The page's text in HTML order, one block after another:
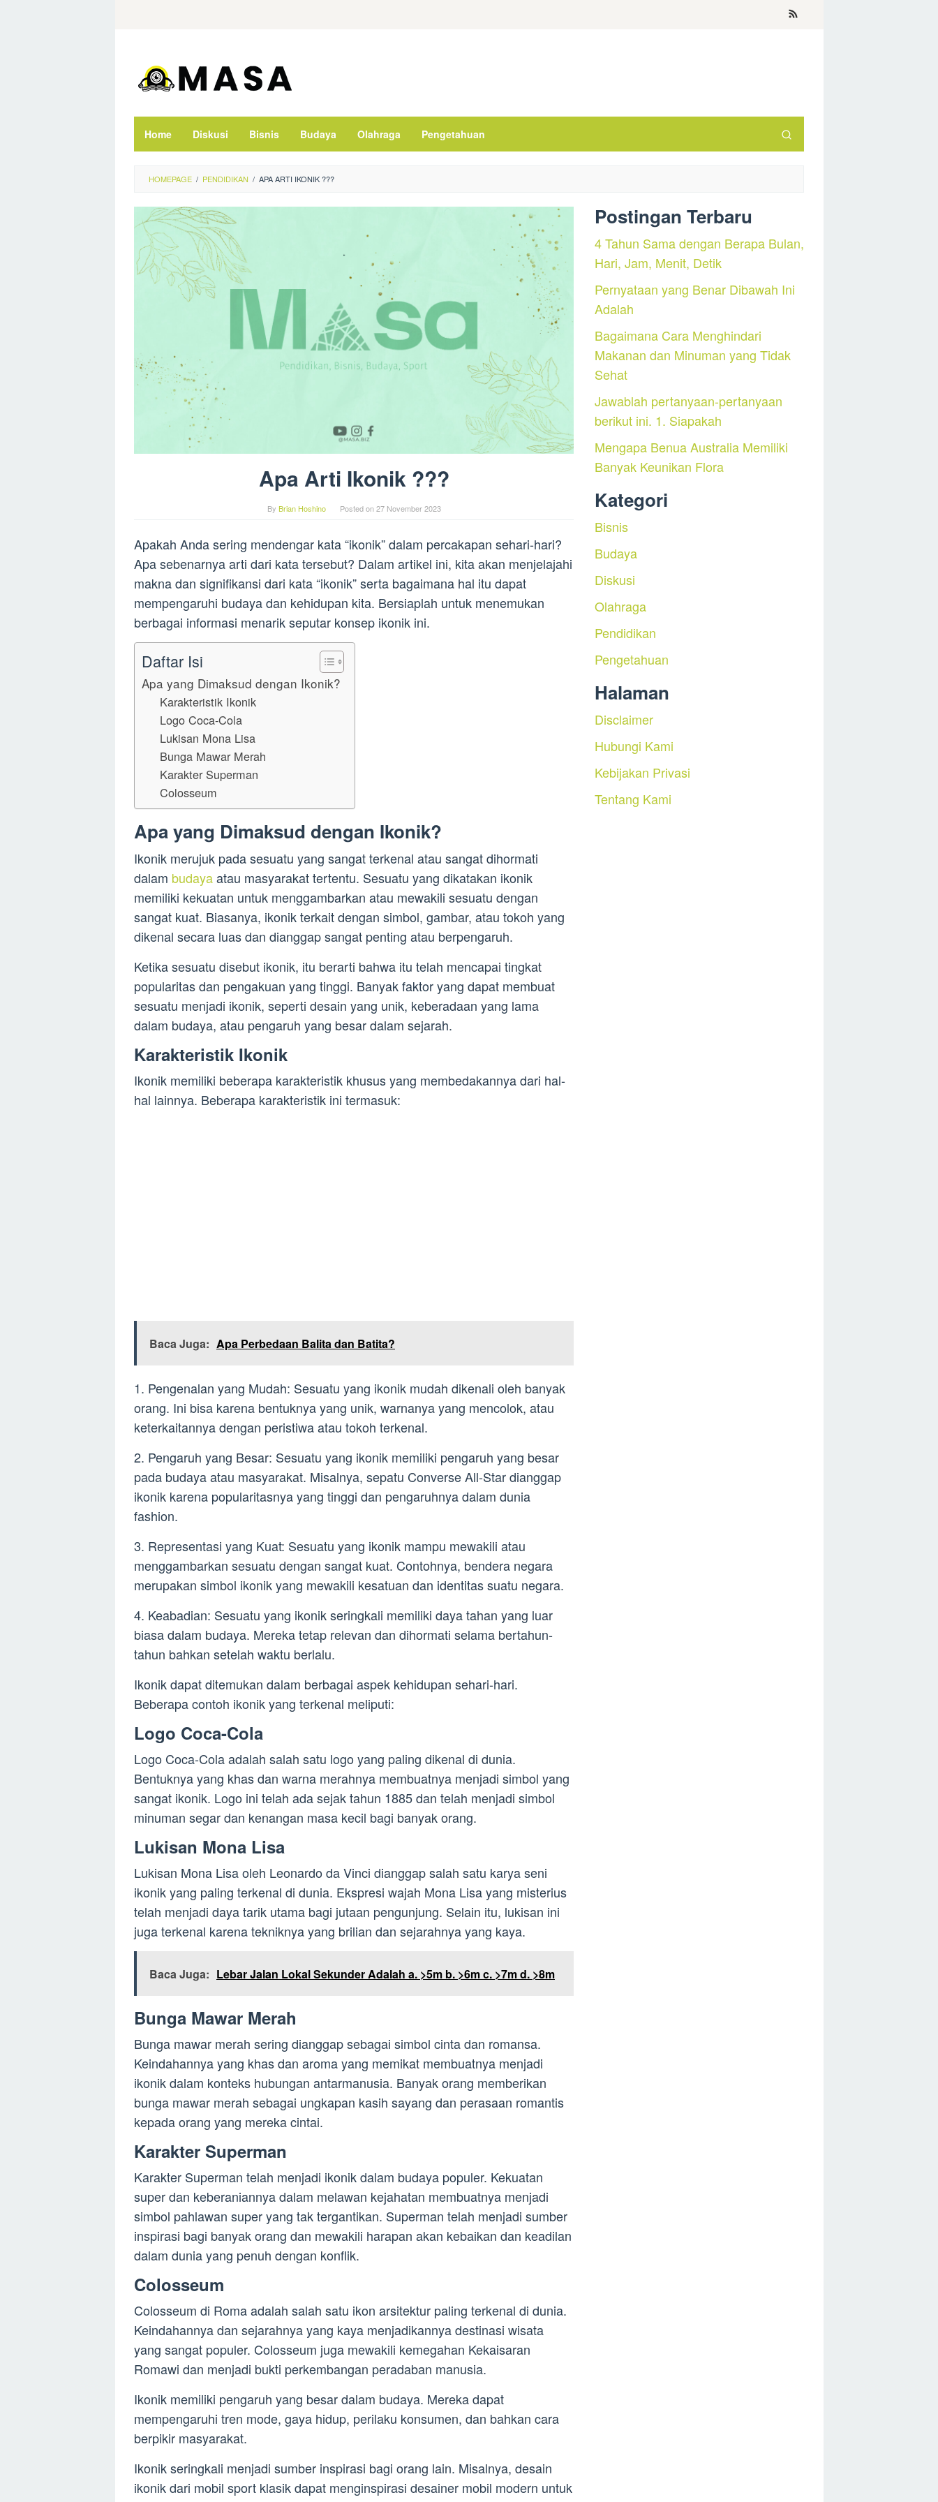
Home Diskusi Bisnis Budaya Olahraga Pengetahuan
HOMEPAGE / PENDIDIKAN / APA ARTI IKONIK ???
Apa Arti Ikonik ???
By Brian Hoshino Posted on27 November 2023
Apakah Anda sering mendengar kata “ikonik” dalam percakapan sehari-hari?
Apa sebenarnya arti dari kata tersebut? Dalam artikel ini, kita akan menjelajahi
makna dan signifikansi dari kata “ikonik” serta bagaimana hal itu dapat
mempengaruhi budaya dan kehidupan kita. Bersiaplah untuk menemukan
berbagai informasi menarik seputar konsep ikonik ini.
Daftar Isi
Apa yang Dimaksud dengan Ikonik?
Karakteristik Ikonik
Logo Coca-Cola
Lukisan Mona Lisa
Bunga Mawar Merah
Karakter Superman
Colosseum
Apa yang Dimaksud dengan Ikonik?
Ikonik merujuk pada sesuatu yang sangat terkenal atau sangat dihormati
dalam budayaatau masyarakat tertentu. Sesuatu yang dikatakan ikonik
memiliki kekuatan untuk menggambarkan atau mewakili sesuatu dengan
sangat kuat. Biasanya, ikonik terkait dengan simbol, gambar, atau tokoh yang
dikenal secara luas dan dianggap sangat penting atau berpengaruh.
Ketika sesuatu disebut ikonik, itu berarti bahwa itu telah mencapai tingkat
popularitas dan pengakuan yang tinggi. Banyak faktor yang dapat membuat
sesuatu menjadi ikonik, seperti desain yang unik, keberadaan yang lama
dalam budaya, atau pengaruh yang besar dalam sejarah.
Karakteristik Ikonik
Ikonik memiliki beberapa karakteristik khusus yang membedakannya dari hal-
hal lainnya. Beberapa karakteristik ini termasuk:
Baca Juga: Apa Perbedaan Balita dan Batita?
1. Pengenalan yang Mudah: Sesuatu yang ikonik mudah dikenali oleh banyak
orang. Ini bisa karena bentuknya yang unik, warnanya yang mencolok, atau
keterkaitannya dengan peristiwa atau tokoh terkenal.
2. Pengaruh yang Besar: Sesuatu yang ikonik memiliki pengaruh yang besar
pada budaya atau masyarakat. Misalnya, sepatu Converse All-Star dianggap
ikonik karena popularitasnya yang tinggi dan pengaruhnya dalam dunia
fashion.
3. Representasi yang Kuat: Sesuatu yang ikonik mampu mewakili atau
menggambarkan sesuatu dengan sangat kuat. Contohnya, bendera negara
merupakan simbol ikonik yang mewakili kesatuan dan identitas suatu negara.
4. Keabadian: Sesuatu yang ikonik seringkali memiliki daya tahan yang luar
biasa dalam budaya. Mereka tetap relevan dan dihormati selama bertahun-
tahun bahkan setelah waktu berlalu.
Ikonik dapat ditemukan dalam berbagai aspek kehidupan sehari-hari.
Beberapa contoh ikonik yang terkenal meliputi:
Logo Coca-Cola
Logo Coca-Cola adalah salah satu logo yang paling dikenal di dunia.
Bentuknya yang khas dan warna merahnya membuatnya menjadi simbol yang
sangat ikonik. Logo ini telah ada sejak tahun 1885 dan telah menjadi simbol
minuman segar dan kenangan masa kecil bagi banyak orang.
Lukisan Mona Lisa
Lukisan Mona Lisa oleh Leonardo da Vinci dianggap salah satu karya seni
ikonik yang paling terkenal di dunia. Ekspresi wajah Mona Lisa yang misterius
telah menjadi daya tarik utama bagi jutaan pengunjung. Selain itu, lukisan ini
juga terkenal karena tekniknya yang brilian dan sejarahnya yang kaya.
Baca Juga: Lebar Jalan Lokal Sekunder Adalah a. >5m b. >6m c. >7m d. >8m
Bunga Mawar Merah
Bunga mawar merah sering dianggap sebagai simbol cinta dan romansa.
Keindahannya yang khas dan aroma yang memikat membuatnya menjadi
ikonik dalam konteks hubungan antarmanusia. Banyak orang memberikan
bunga mawar merah sebagai ungkapan kasih sayang dan perasaan romantis
kepada orang yang mereka cintai.
Karakter Superman
Karakter Superman telah menjadi ikonik dalam budaya populer. Kekuatan
super dan keberaniannya dalam melawan kejahatan membuatnya menjadi
simbol pahlawan super yang tak tergantikan. Superman telah menjadi sumber
inspirasi bagi banyak orang dan mewakili harapan akan kebaikan dan keadilan
dalam dunia yang penuh dengan konflik.
Colosseum
Colosseum di Roma adalah salah satu ikon arsitektur paling terkenal di dunia.
Keindahannya dan sejarahnya yang kaya menjadikannya destinasi wisata
yang sangat populer. Colosseum juga mewakili kemegahan Kekaisaran
Romawi dan menjadi bukti perkembangan peradaban manusia.
Ikonik memiliki pengaruh yang besar dalam budaya. Mereka dapat
mempengaruhi tren mode, gaya hidup, perilaku konsumen, dan bahkan cara
berpikir masyarakat.
Ikonik seringkali menjadi sumber inspirasi bagi orang lain. Misalnya, desain
ikonik dari mobil sport klasik dapat menginspirasi desainer mobil modern untuk
Postingan Terbaru
4 Tahun Sama dengan Berapa Bulan,
Hari, Jam, Menit, Detik
Pernyataan yang Benar Dibawah Ini
Adalah
Bagaimana Cara Menghindari
Makanan dan Minuman yang Tidak
Sehat
Jawablah pertanyaan-pertanyaan
berikut ini. 1. Siapakah
Mengapa Benua Australia Memiliki
Banyak Keunikan Flora
Kategori
Bisnis
Budaya
Diskusi
Olahraga
Pendidikan
Pengetahuan
Halaman
Disclaimer
Hubungi Kami
Kebijakan Privasi
Tentang Kami